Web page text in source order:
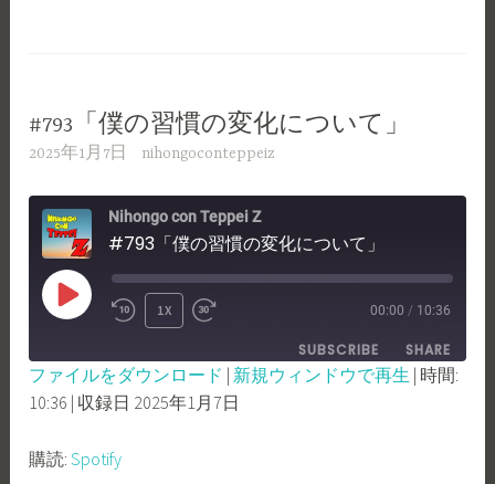
#793「僕の習慣の変化について」
2025年1月7日 nihongoconteppeiz
Nihongo con Teppei Z
#793「僕の習慣の変化について」
PLAY
REWIND
10
SECONDS
1X
FAST
FORWARD
30
00:00 / 10:36
SUBSCRIBE SHARE
Spotify
RSS FEED
SHARE
LINK
ファイルをダウンロード | 新規ウィンドウで再生 | 時間:
10:36 | 収録日 2025年1月7日
購読:Spotify